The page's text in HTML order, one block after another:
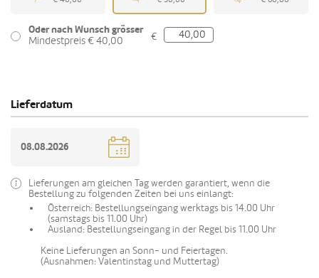
Oder nach Wunsch grösser
Mindestpreis € 40,00
€
Lieferdatum
Lieferungen am gleichen Tag werden garantiert, wenn die
Bestellung zu folgenden Zeiten bei uns einlangt:
Österreich: Bestellungseingang werktags bis 14.00 Uhr
(samstags bis 11.00 Uhr)
Ausland: Bestellungseingang in der Regel bis 11.00 Uhr
Keine Lieferungen an Sonn- und Feiertagen.
(Ausnahmen: Valentinstag und Muttertag)